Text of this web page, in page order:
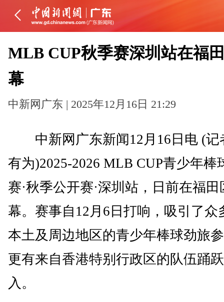
MLB CUP秋季赛深圳站在福
幕
中新网广东 | 2025年12月16日 21:29
中新网广东新闻12月16日电 (记
有为)2025-2026 MLB CUP青少年棒
赛·秋季公开赛·深圳站，日前在福田
幕。赛事自12月6日打响，吸引了众
本土及周边地区的青少年棒球劲旅
更有来自香港特别行政区的队伍踊
入。